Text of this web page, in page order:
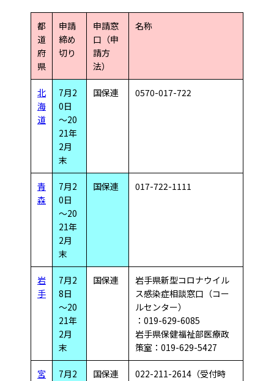
都
道
府
県
申請
締め
切り
申請窓
口（申
請方
法）
名称
北
海
道
7月2
0日
～20
21年
2月
末
国保連 0570-017-722
青
森
7月2
0日
～20
21年
2月
末
国保連 017-722-1111
岩
手
7月2
8日
～20
21年
2月
末
国保連
岩手県新型コロナウイル
ス感染症相談窓口（コー
ルセンター）
：019-629-6085
岩手県保健福祉部医療政
策室：019-629-5427
宮
7月2
国保連
022-211-2614（受付時